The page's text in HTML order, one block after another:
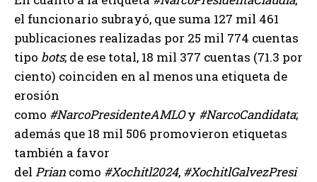
el funcionario subrayó, que suma 127 mil 461
publicaciones realizadas por 25 mil 774 cuentas
tipo bots; de ese total, 18 mil 377 cuentas (71.3 por
ciento) coinciden en al menos una etiqueta de
erosión
como #NarcoPresidenteAMLOy #NarcoCandidata;
además que 18 mil 506 promovieron etiquetas
también a favor
del Prian como #Xochitl2024, #XochitlGalvezPresi